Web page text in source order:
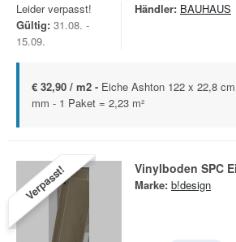
Leider verpasst!
Gültig: 31.08. -
15.09.
Händler: BAUHAUS
€ 32,90 / m2 - Eiche Ashton 122 x 22,8
mm - 1 Paket = 2,23 m²
Verpasst! Vinylboden SPC
Marke: b!design